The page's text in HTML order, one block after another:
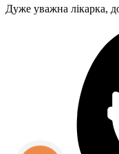
Дуже уважна лікарка,